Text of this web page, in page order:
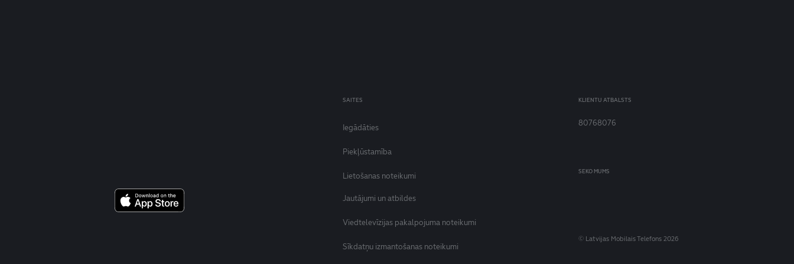
SAITES
Iegādāties
Piekļūstamība
Lietošanas noteikumi
Jautājumi un atbildes
Viedtelevīzijas pakalpojuma noteikumi
Sīkdatņu izmantošanas noteikumi
KLIENTU ATBALSTS
80768076
SEKO MUMS
© Latvijas Mobilais Telefons 2026